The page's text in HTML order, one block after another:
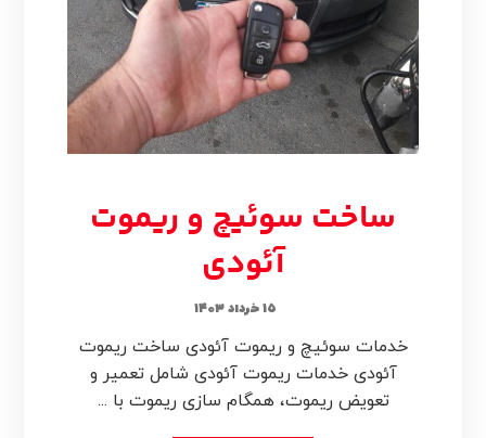
ساخت سوئیچ و ریموت
آئودی
۱۵ خرداد ۱۴۰۳
خدمات سوئیچ و ریموت آئودی ساخت ریموت
آئودی خدمات ریموت آئودی شامل تعمیر و
تعویض ریموت، همگام سازی ریموت با ...